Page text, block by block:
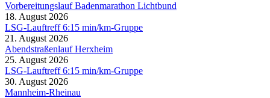
Vorbereitungslauf Badenmarathon Lichtbund
18. August 2026
LSG-Lauftreff 6:15 min/km-Gruppe
21. August 2026
Abendstraßenlauf Herxheim
25. August 2026
LSG-Lauftreff 6:15 min/km-Gruppe
30. August 2026
Mannheim-Rheinau